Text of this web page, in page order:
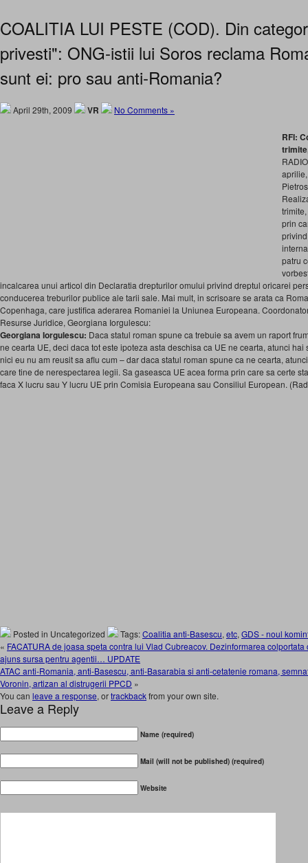
COALITIA LUI PESTE (COD). Din
privesti": ONG-istii lui Soros reclama
sunt ei: pro sau anti-Romania?
April 29th, 2009 VR No Comments »
RFI:
prin
patru
incalcarea unui articol din Declaratia drepturilor omului privind dreptul oricarei
conducerea treburilor publice ale tarii sale. Mai mult, in scrisoare se arata ca
Copenhaga, care justifica aderarea Romaniei la Uniunea Europeana.
Resurse Juridice, Georgiana Iorgulescu:
Georgiana Iorgulescu: Daca statul roman spune ca trebuie sa avem un raport
ne cearta UE, deci daca tot este ipoteza asta deschisa ca UE ne cearta, atunci hai
nici eu nu am reusit sa aflu cum – dar daca statul roman spune ca ne cearta,
care tine de nerespectarea legii. Sa gaseasca UE acea forma prin care sa certe
faca X lucru sau Y lucru UE prin Comisia Europeana sau Consiliul European.
Posted in Uncategorized Tags:Coalitia anti-Basescu, etc, GDS - noul
« FACATURA de joasa speta contra lui Vlad Cubreacov. Dezinformarea
ajuns sursa pentru agentii… UPDATE
ATAC anti-Romania, anti-Basescu, anti-Basarabia si anti-cetatenie romana,
Voronin, artizan al distrugerii PPCD »
You can leave a response, ortrackbackfrom your own site.
Leave a Reply
Name (required)
Mail (will not be published) (required)
Website